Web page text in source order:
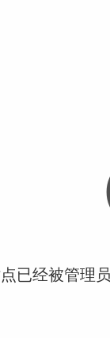
已经被管理